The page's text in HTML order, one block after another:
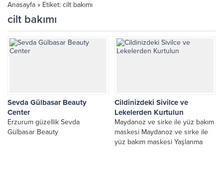
Anasayfa » Etiket: cilt bakımı
cilt bakımı
Sevda Gülbasar Beauty
Center
Erzurum güzellik Sevda
Gülbasar Beauty
Cildinizdeki Sivilce ve
Lekelerden Kurtulun
Maydanoz ve sirke ile yüz bakım
maskesi Maydanoz ve sirke ile
yüz bakım maskesi Yaşlanma